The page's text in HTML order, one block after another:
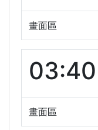
畫面區
畫面區